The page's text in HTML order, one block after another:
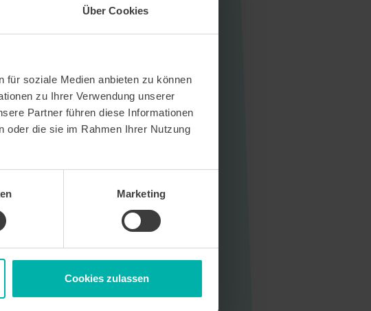
Über Cookies
für soziale Medien anbieten zu können
zu Ihrer Verwendung unserer
Partner führen diese Informationen
oder die sie im Rahmen Ihrer Nutzung
Marketing
Cookies zulassen
Sitemap